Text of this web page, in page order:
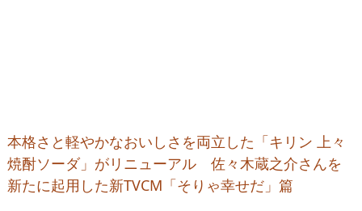
本格さと軽やかなおいしさを両立した「キリン 上々
焼酎ソーダ」がリニューアル 佐々木蔵之介さんを
新たに起用した新TVCM「そりゃ幸せだ」篇